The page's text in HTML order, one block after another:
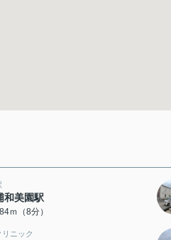
和美園駅
ｍ（8分）
リニック